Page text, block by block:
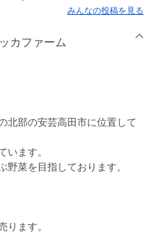
みんなの投稿を見る
カファーム
北部の安芸高田市に位置して
います。
野菜を目指しております。
ります。